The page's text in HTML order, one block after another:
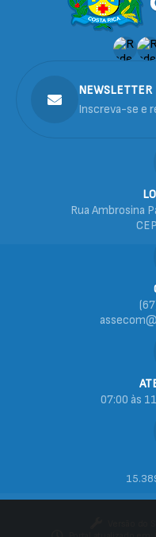
Rua Ambrosina
07:00 às
NEWSLETTER
Inscreva-se e